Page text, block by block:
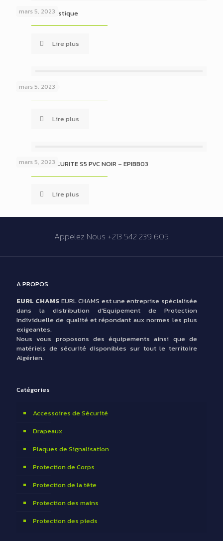
mars 5, 2023
BOTTE en plastique
Lire plus
mars 5, 2023
BOTTE
Lire plus
mars 5, 2023
BOTTE DE SECURITE S5 PVC NOIR – EPIBB03
Lire plus
Appelez Nous +213 542 239 605
A PROPOS
EURL CHAMS EURL CHAMS est une entreprise spécialisée
dans la distribution d'Equipement de Protection
Individuelle de qualité et répondant aux normes les plus
exigeantes.
Nous vous proposons des équipements ainsi que de
matériels de sécurité disponibles sur tout le territoire
Algérien.
Catégories
Accessoires de Sécurité
Drapeaux
Plaques de Signalisation
Protection de Corps
Protection de la tête
Protection des mains
Protection des pieds